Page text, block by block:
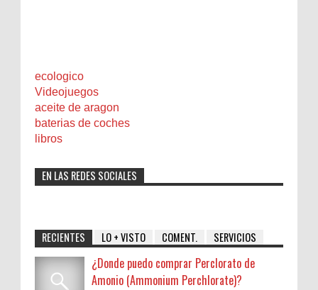
ecologico
Videojuegos
aceite de aragon
baterias de coches
libros
EN LAS REDES SOCIALES
RECIENTES LO + VISTO COMENT. SERVICIOS
¿Donde puedo comprar Perclorato de
Amonio (Ammonium Perchlorate)?